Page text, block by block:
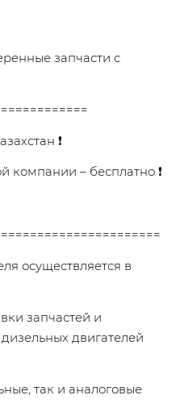
запчасти с
❗
компании – бесплатно ❗
осуществляется в
запчастей и
двигателей
так и аналоговые